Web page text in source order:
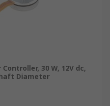
30 W, 12V dc,
Diameter